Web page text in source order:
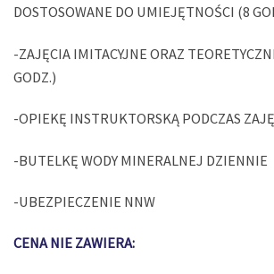
DOSTOSOWANE DO UMIEJĘTNOŚCI (8
-ZAJĘCIA IMITACYJNE ORAZ
GODZ.)
-OPIEKĘ INSTRUKTORSKĄ PODCZAS
-BUTELKĘ WODY MINERALNEJ DZIENNIE
-UBEZPIECZENIE NNW
CENA NIE ZAWIERA: